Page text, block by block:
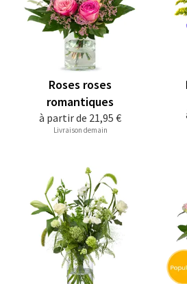
à partir de 21,95 €
Roses roses
romantiques
Livraison demain